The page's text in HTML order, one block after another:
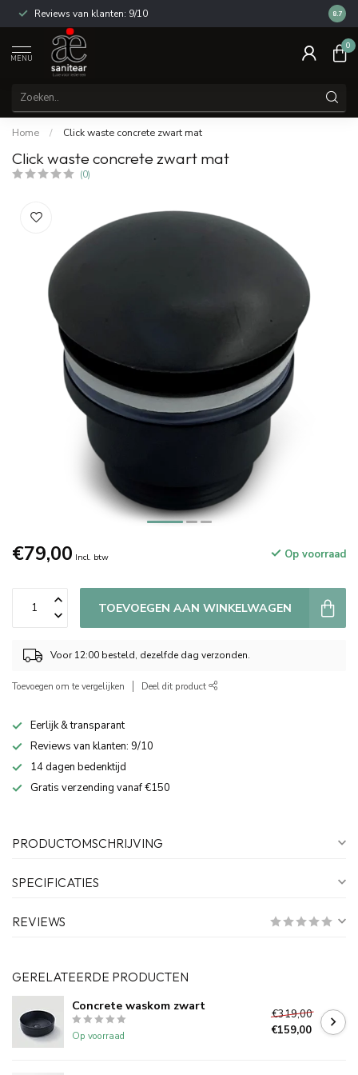
Reviews van klanten: 9/10 14
8.7
MENU
0
Home / Click waste concrete zwart mat
Click waste concrete zwart mat
(0)
€79,00 Incl. btw Op voorraad
TOEVOEGEN AAN WINKELWAGEN
Voor 12:00 besteld, dezelfde dag verzonden.
Toevoegen om te vergelijken Deel dit product
Eerlijk & transparant
Reviews van klanten: 9/10
14 dagen bedenktijd
Gratis verzending vanaf €150
PRODUCTOMSCHRIJVING
SPECIFICATIES
REVIEWS
GERELATEERDE PRODUCTEN
Concrete waskom zwart
Op voorraad
€319,00
€159,00